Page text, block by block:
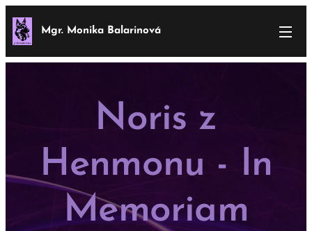
Mgr. Monika Balarinová
Noris z
Henmonu - In
Memoriam